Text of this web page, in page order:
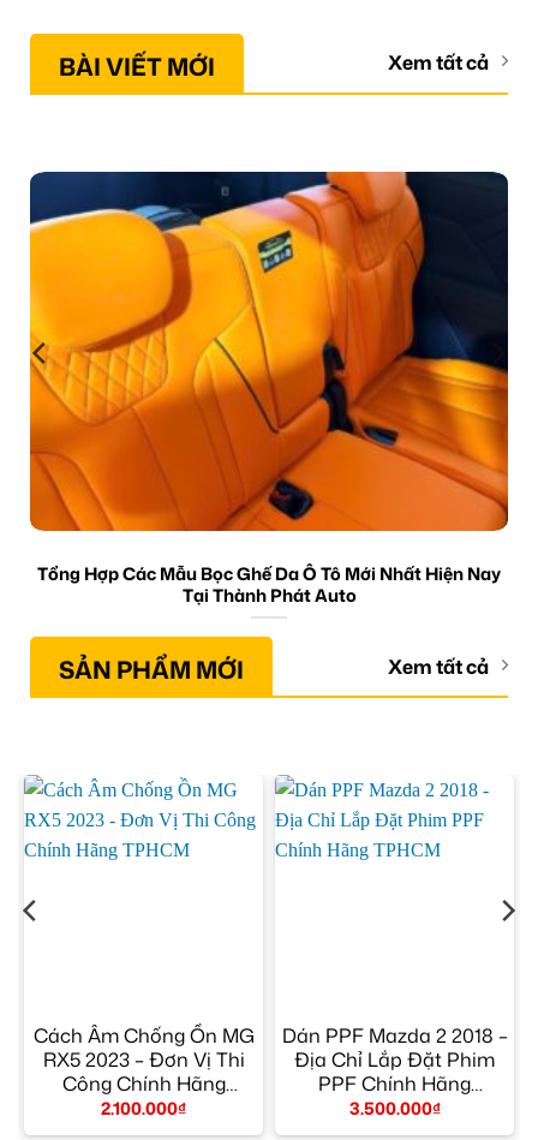
BÀI VIẾT MỚI Xem tất cả
Tổng Hợp Các Mẫu Bọc Ghế Da Ô Tô Mới Nhất Hiện Nay
Tại Thành Phát Auto
SẢN PHẨM MỚI Xem tất cả
Cách Âm Chống Ồn MG
RX5 2023 – Đơn Vị Thi
Công Chính Hãng
TPHCM
2.100.000₫
Dán PPF Mazda 2 2018 –
Địa Chỉ Lắp Đặt Phim
PPF Chính Hãng
TPHCM
3.500.000₫